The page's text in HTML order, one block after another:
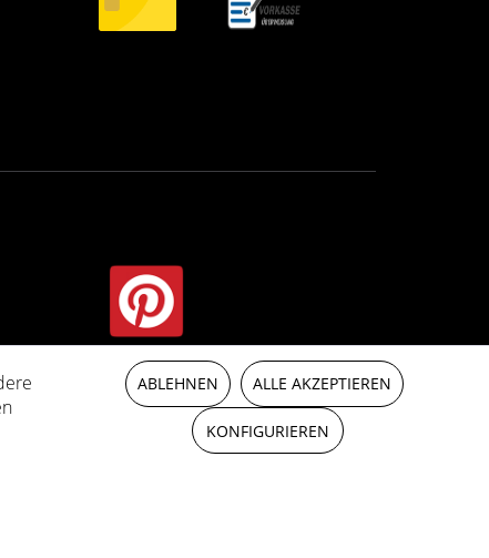
beschrieben ABLEHNEN ALLE AKZEPTIEREN
KONFIGURIEREN